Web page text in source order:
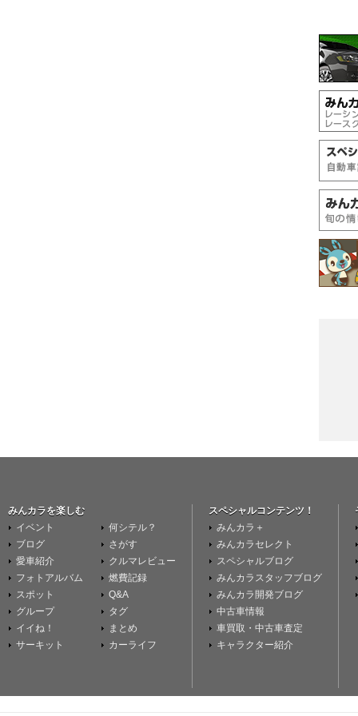
みんカラを楽しむ
イベント
ブログ
愛車紹介
フォトアルバム
スポット
グループ
イイね！
サーキット
何シテル？
さがす
クルマレビュー
燃費記録
Q&A
タグ
まとめ
カーライフ
スペシャルコンテンツ！
みんカラ＋
みんカラセレクト
スペシャルブログ
みんカラスタッフブログ
みんカラ開発ブログ
中古車情報
車買取・中古車査定
キャラクター紹介